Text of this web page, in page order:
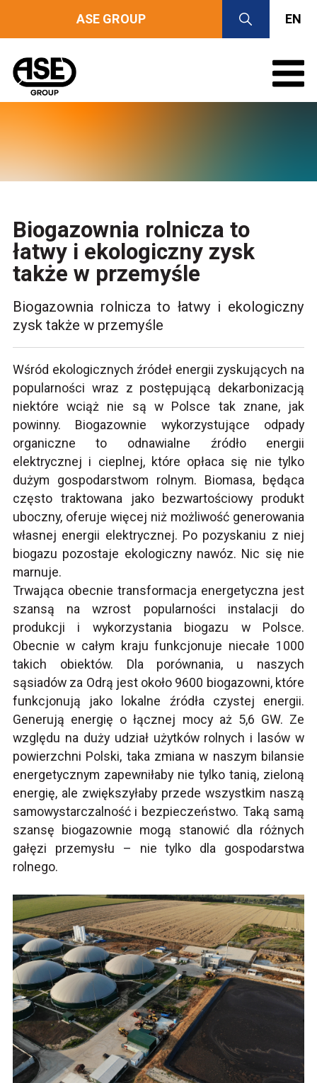
ASE GROUP EN
Biogazownia rolnicza to
łatwy i ekologiczny zysk
także w przemyśle
Biogazownia rolnicza to łatwy i ekologiczny
zysk także w przemyśle
Wśród ekologicznych źródeł energii zyskujących na
popularności wraz z postępującą dekarbonizacją
niektóre wciąż nie są w Polsce tak znane, jak
powinny. Biogazownie wykorzystujące odpady
organiczne to odnawialne źródło energii
elektrycznej i cieplnej, które opłaca się nie tylko
dużym gospodarstwom rolnym. Biomasa, będąca
często traktowana jako bezwartościowy produkt
uboczny, oferuje więcej niż możliwość generowania
własnej energii elektrycznej. Po pozyskaniu z niej
biogazu pozostaje ekologiczny nawóz. Nic się nie
marnuje.
Trwająca obecnie transformacja energetyczna jest
szansą na wzrost popularności instalacji do
produkcji i wykorzystania biogazu w Polsce.
Obecnie w całym kraju funkcjonuje niecałe 1000
takich obiektów. Dla porównania, u naszych
sąsiadów za Odrą jest około 9600 biogazowni, które
funkcjonują jako lokalne źródła czystej energii.
Generują energię o łącznej mocy aż 5,6 GW. Ze
względu na duży udział użytków rolnych i lasów w
powierzchni Polski, taka zmiana w naszym bilansie
energetycznym zapewniłaby nie tylko tanią, zieloną
energię, ale zwiększyłaby przede wszystkim naszą
samowystarczalność i bezpieczeństwo. Taką samą
szansę biogazownie mogą stanowić dla różnych
gałęzi przemysłu – nie tylko dla gospodarstwa
rolnego.